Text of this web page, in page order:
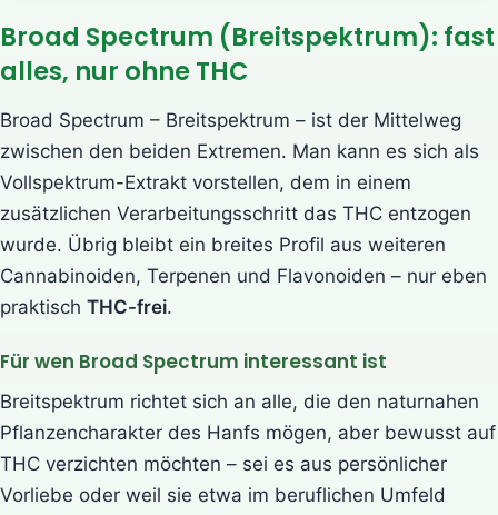
Broad Spectrum (Breitspektrum): fast
alles, nur ohne THC
Broad Spectrum – Breitspektrum – ist der Mittelweg
zwischen den beiden Extremen. Man kann es sich als
Vollspektrum-Extrakt vorstellen, dem in einem
zusätzlichen Verarbeitungsschritt das THC entzogen
wurde. Übrig bleibt ein breites Profil aus weiteren
Cannabinoiden, Terpenen und Flavonoiden – nur eben
praktisch THC-frei.
Für wen Broad Spectrum interessant ist
Breitspektrum richtet sich an alle, die den naturnahen
Pflanzencharakter des Hanfs mögen, aber bewusst auf
THC verzichten möchten – sei es aus persönlicher
Vorliebe oder weil sie etwa im beruflichen Umfeld